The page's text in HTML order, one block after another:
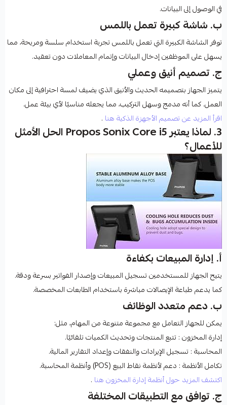
في الوصول إلى البيانات.
ب. شاشة كبيرة تعمل باللمس
توفر الشاشة الكبيرة التي تعمل باللمس تجربة استخدام سلسة ومريحة، مما
يسهل على الموظفين إدخال البيانات وإتمام المعاملات دون تعقيد.
ج. تصميم أنيق وعملي
يتميز الجهاز بتصميمه الحديث والأنيق الذي يضيف لمسة احترافية إلى مكان
العمل. كما أنه مدمج وسهل التركيب، مما يجعله مناسبًا لأي بيئة عمل.
اقرأ المزيد عن تصميم الأجهزة الذكية هنا .
3. لماذا يعتبر Propos Sonix Core i5 الحل الأمثل
للأعمال؟
أ. إدارة المبيعات بكفاءة
يتيح الجهاز للمستخدمين تسجيل المبيعات وإصدار الفواتير بسرعة ودقة.
كما يدعم طباعة الإيصالات مباشرة باستخدام الطابعات المخصصة.
ب. دعم متعدد الوظائف
يمكن للجهاز التعامل مع مجموعة متنوعة من المهام، مثل:
إدارة المخزون: تتبع المنتجات وتحديث الكميات تلقائيًا.
المحاسبة: تسجيل الإيرادات والنفقات وإعداد التقارير المالية.
تكامل الأنظمة: دعم لأنظمة نقاط البيع (POS) وأنظمة المحاسبة.
اكتشف المزيد حول أنظمة إدارة المخزون هنا .
ج. توافق مع التطبيقات المختلفة